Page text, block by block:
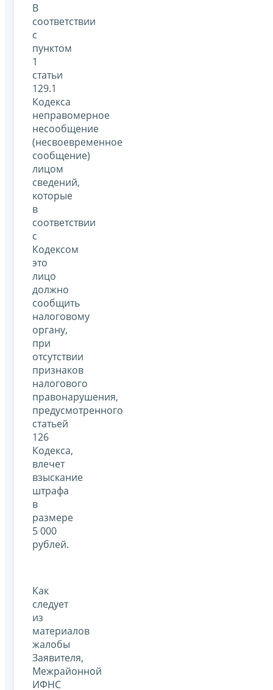
В
соответствии
с
пунктом
1
статьи
129.1
Кодекса
неправомерное
несообщение
(несвоевременное
сообщение)
лицом
сведений,
которые
в
соответствии
с
Кодексом
это
лицо
должно
сообщить
налоговому
органу,
при
отсутствии
признаков
налогового
правонарушения,
предусмотренного
статьей
126
Кодекса,
влечет
взыскание
штрафа
в
размере
5 000
рублей.
Как
следует
из
материалов
жалобы
Заявителя,
Межрайонной
ИФНС